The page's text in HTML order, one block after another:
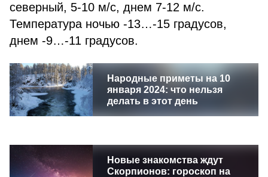
северный, 5-10 м/с, днем 7-12 м/с.
Температура ночью -13…-15 градусов,
днем -9…-11 градусов.
Народные приметы на 10
января 2024: что нельзя
делать в этот день
Новые знакомства ждут
Скорпионов: гороскоп на